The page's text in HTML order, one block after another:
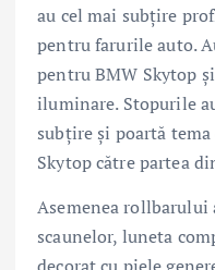
au cel mai subţire
pentru farurile auto.
pentru BMW Skytop
iluminare. Stopurile
subţire şi poartă
Skytop către partea
Asemenea rollbarului
scaunelor, luneta